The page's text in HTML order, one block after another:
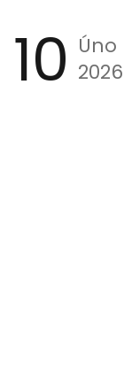
10 Úno
2026